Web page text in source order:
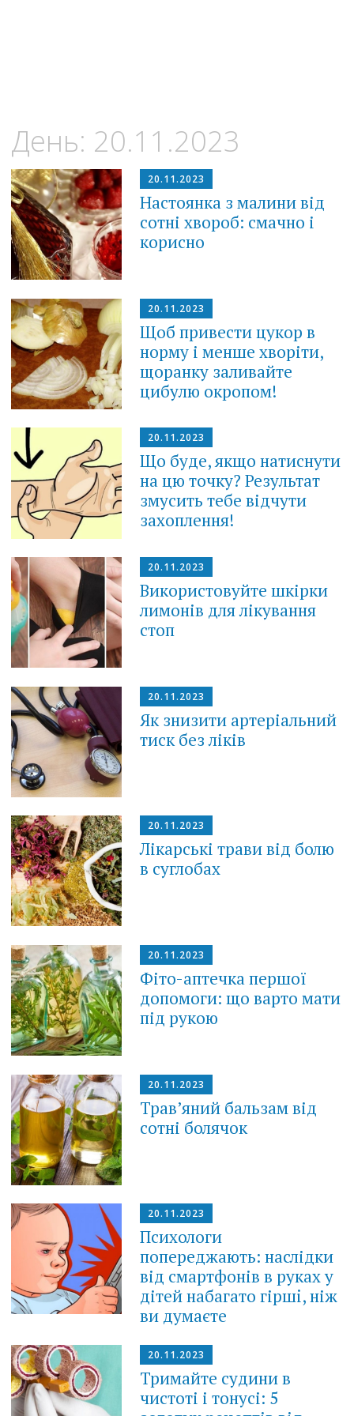
День: 20.11.2023
20.11.2023
Настоянка з малини від
сотні хвороб: смачно і
корисно
20.11.2023
Щоб привести цукор в
норму і менше хворіти,
щоранку заливайте
цибулю окропом!
20.11.2023
Що буде, якщо натиснути
на цю точку? Результат
змусить тебе відчути
захоплення!
20.11.2023
Використовуйте шкірки
лимонів для лікування
стоп
20.11.2023
Як знизити артеріальний
тиск без ліків
20.11.2023
Лікарські трави від болю
в суглобах
20.11.2023
Фіто-аптечка першої
допомоги: що варто мати
під рукою
20.11.2023
Трав’яний бальзам від
сотні болячок
20.11.2023
Психологи
попереджають: наслідки
від смартфонів в руках у
дітей набагато гіршi, ніж
ви думаєте
20.11.2023
Тримайте судини в
чистоті і тонусі: 5